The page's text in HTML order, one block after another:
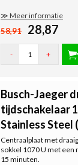
≫ Meer informatie
58,91 28,87
- +
Busch-Jaeger
tijdschakelaar
Stainless Steel
Centraalplaat met
sokkel 1070 U met een
15 minuten.